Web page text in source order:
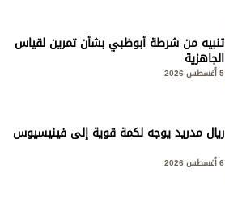
تنبيه من شرطة أبوظبي بشأن تمرين لقياس
الجاهزية
5 أغسطس 2026
ريال مدريد يوجه لكمة قوية إلى فينيسيوس